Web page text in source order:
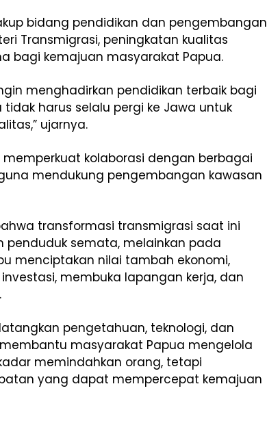
bidang pendidikan dan pengembangan
Transmigrasi, peningkatan kualitas
bagi kemajuan masyarakat Papua.
menghadirkan pendidikan terbaik bagi
harus selalu pergi ke Jawa untuk
ujarnya.
kolaborasi dengan berbagai
mendukung pengembangan kawasan
transformasi transmigrasi saat ini
penduduk semata, melainkan pada
menciptakan nilai tambah ekonomi,
membuka lapangan kerja, dan
pengetahuan, teknologi, dan
masyarakat Papua mengelola
memindahkan orang, tetapi
yang dapat mempercepat kemajuan